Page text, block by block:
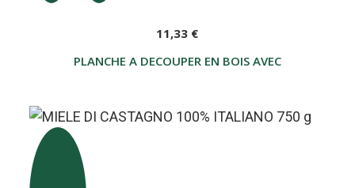
PLANCHE A DECOUPER EN BOIS AVEC 4 MIELS 28
11,33 €